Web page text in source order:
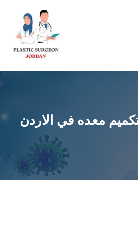
معده في الاردن